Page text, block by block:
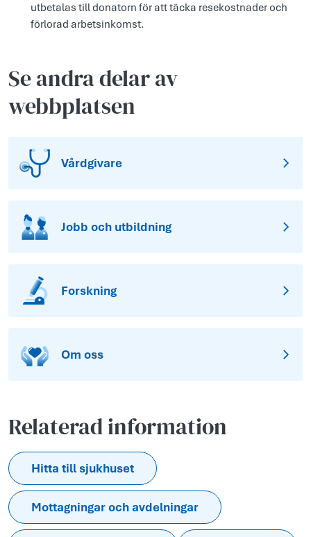
utbetalas till donatorn för att täcka resekostnader och
förlorad arbetsinkomst.
Se andra delar av
webbplatsen
Vårdgivare
Jobb och utbildning
Forskning
Om oss
Relaterad information
Hitta till sjukhuset
Mottagningar och avdelningar